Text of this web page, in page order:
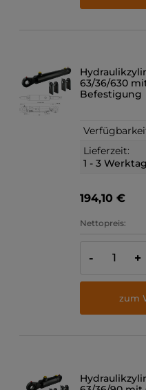
63/36/630
Befestigung
Lieferzeit:
1 - 3
194,10 €
Nettopreis:
- +
zum